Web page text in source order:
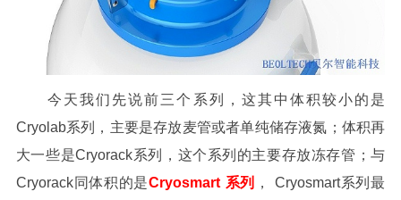
今天我们先说前三个系列，这其中体积较小的是
Cryolab系列，主要是存放麦管或者单纯储存液氮；体积再
大一些是Cryorack系列，这个系列的主要存放冻存管；与
Cryorack同体积的是Cryosmart 系列 ， Cryosmart系列最